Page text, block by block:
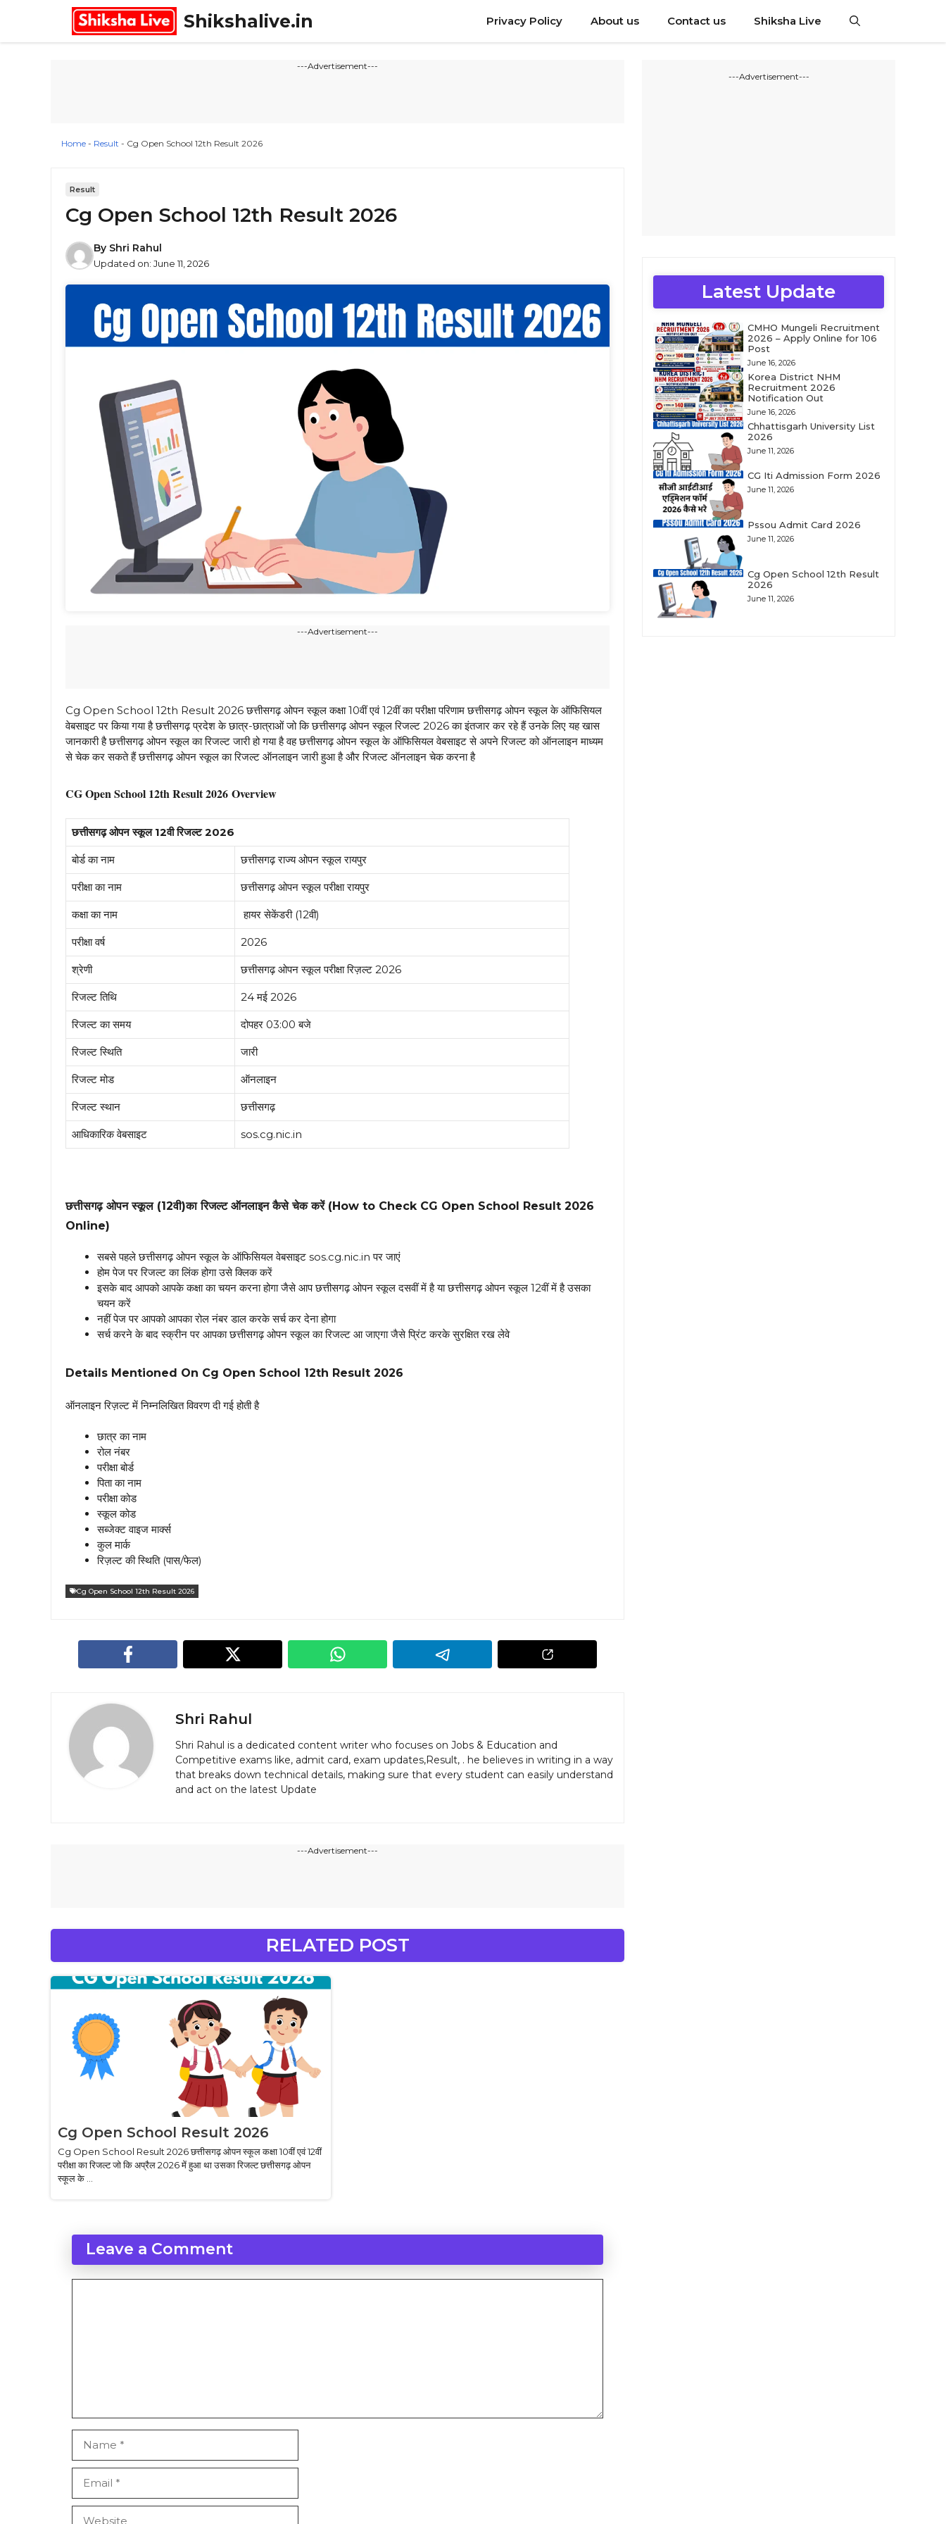
Shikshalive.in Privacy Policy About us Contact us Shiksha Live
---Advertisement---
Home - Result - Cg Open School 12th Result 2026
Result
Cg Open School 12th Result 2026
By Shri Rahul
Updated on: June 11, 2026
---Advertisement---
Cg Open School 12th Result 2026 छत्तीसगढ़ ओपन स्कूल कक्षा 10वीं एवं 12वीं का परीक्षा परिणाम छत्तीसगढ़ ओपन स्कूल के ऑफिसियल
वेबसाइट पर किया गया है छत्तीसगढ़ प्रदेश के छात्र-छात्राओं जो कि छत्तीसगढ़ ओपन स्कूल रिजल्ट 2026 का इंतजार कर रहे हैं उनके लिए यह खास
जानकारी है छत्तीसगढ़ ओपन स्कूल का रिजल्ट जारी हो गया है वह छत्तीसगढ़ ओपन स्कूल के ऑफिसियल वेबसाइट से अपने रिजल्ट को ऑनलाइन माध्यम
से चेक कर सकते हैं छत्तीसगढ़ ओपन स्कूल का रिजल्ट ऑनलाइन जारी हुआ है और रिजल्ट ऑनलाइन चेक करना है
CG Open School 12th Result 2026 Overview
छत्तीसगढ़ ओपन स्कूल 12वी रिजल्ट 2026
बोर्ड का नाम छत्तीसगढ़ राज्य ओपन स्कूल रायपुर
परीक्षा का नाम छत्तीसगढ़ ओपन स्कूल परीक्षा रायपुर
कक्षा का नाम हायर सेकेंडरी (12वी)
परीक्षा वर्ष 2026
श्रेणी छत्तीसगढ़ ओपन स्कूल परीक्षा रिज़ल्ट 2026
रिजल्ट तिथि 24 मई 2026
रिजल्ट का समय दोपहर 03:00 बजे
रिजल्ट स्थिति जारी
रिजल्ट मोड ऑनलाइन
रिजल्ट स्थान छत्तीसगढ़
आधिकारिक वेबसाइट sos.cg.nic.in
छत्तीसगढ़ ओपन स्कूल (12वी)का रिजल्ट ऑनलाइन कैसे चेक करें (How to Check CG Open School Result 2026
Online)
सबसे पहले छत्तीसगढ़ ओपन स्कूल के ऑफिसियल वेबसाइट sos.cg.nic.in पर जाएं
होम पेज पर रिजल्ट का लिंक होगा उसे क्लिक करें
इसके बाद आपको आपके कक्षा का चयन करना होगा जैसे आप छत्तीसगढ़ ओपन स्कूल दसवीं में है या छत्तीसगढ़ ओपन स्कूल 12वीं में है उसका
चयन करें
नहीं पेज पर आपको आपका रोल नंबर डाल करके सर्च कर देना होगा
सर्च करने के बाद स्क्रीन पर आपका छत्तीसगढ़ ओपन स्कूल का रिजल्ट आ जाएगा जैसे प्रिंट करके सुरक्षित रख लेवे
Details Mentioned On Cg Open School 12th Result 2026
ऑनलाइन रिज़ल्ट में निम्नलिखित विवरण दी गई होती है
छात्र का नाम
रोल नंबर
परीक्षा बोर्ड
पिता का नाम
परीक्षा कोड
स्कूल कोड
सब्जेक्ट वाइज मार्क्स
कुल मार्क
रिज़ल्ट की स्थिति (पास/फेल)
Cg Open School 12th Result 2026
Shri Rahul
Shri Rahul is a dedicated content writer who focuses on Jobs & Education and
Competitive exams like, admit card, exam updates,Result, . he believes in writing in a way
that breaks down technical details, making sure that every student can easily understand
and act on the latest Update
---Advertisement---
RELATED POST
Cg Open School Result 2026
Cg Open School Result 2026 छत्तीसगढ़ ओपन स्कूल कक्षा 10वीं एवं 12वीं
परीक्षा का रिजल्ट जो कि अप्रैल 2026 में हुआ था उसका रिजल्ट छत्तीसगढ़ ओपन
स्कूल के ...
Leave a Comment
---Advertisement---
Latest Update
CMHO Mungeli Recruitment
2026 – Apply Online for 106
Post
June 16, 2026
Korea District NHM
Recruitment 2026
Notification Out
June 16, 2026
Chhattisgarh University List
2026
June 11, 2026
CG Iti Admission Form 2026
June 11, 2026
Pssou Admit Card 2026
June 11, 2026
Cg Open School 12th Result
2026
June 11, 2026